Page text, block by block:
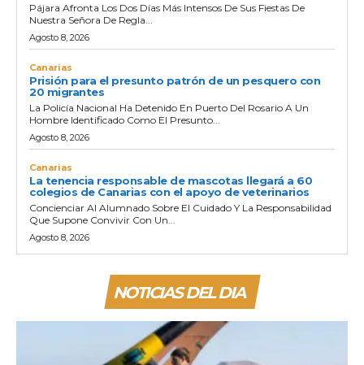
Pájara Afronta Los Dos Días Más Intensos De Sus Fiestas De
Nuestra Señora De Regla...
Agosto 8, 2026
Canarias
Prisión para el presunto patrón de un pesquero con
20 migrantes
La Policía Nacional Ha Detenido En Puerto Del Rosario A Un
Hombre Identificado Como El Presunto...
Agosto 8, 2026
Canarias
La tenencia responsable de mascotas llegará a 60
colegios de Canarias con el apoyo de veterinarios
Concienciar Al Alumnado Sobre El Cuidado Y La Responsabilidad
Que Supone Convivir Con Un...
Agosto 8, 2026
NOTICIAS DEL DIA